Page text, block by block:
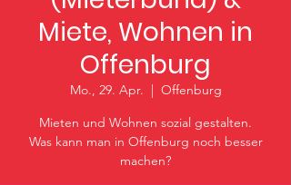
Miete, Wohnen in
Offenburg
Mo., 29. Apr.
  |
Offenburg
Mieten und Wohnen sozial gestalten.
Was kann man in Offenburg noch besser
machen?